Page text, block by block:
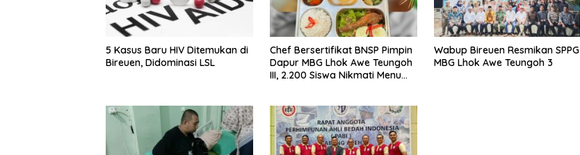
5 Kasus Baru HIV Ditemukan di
Bireuen, Didominasi LSL
Chef Bersertifikat BNSP Pimpin
Dapur MBG Lhok Awe Teungoh
III, 2.200 Siswa Nikmati Menu
Wabup Bireuen Resmikan SPPG
MBG Lhok Awe Teungoh 3